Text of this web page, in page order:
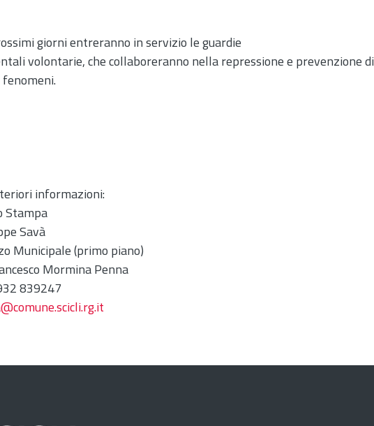
giorni entreranno in servizio le guardie
volontarie, che collaboreranno nella repressione e prevenzione di
informazioni:
Stampa
Savà
Municipale (primo piano)
Mormina Penna
839247